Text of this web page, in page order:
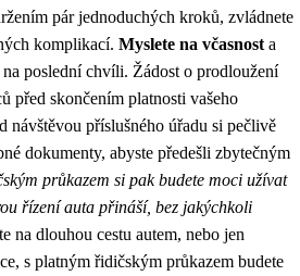
pár jednoduchých kroků, zvládnete
komplikací. Myslete na včasnost a
poslední chvíli. Žádost o prodloužení
před skončením platnosti vašeho
návštěvou příslušného úřadu si pečlivě
dokumenty, abyste předešli zbytečným
průkazem si pak budete moci užívat
řízení auta přináší, bez jakýchkoli
na dlouhou cestu autem, nebo jen
s platným řidičským průkazem budete